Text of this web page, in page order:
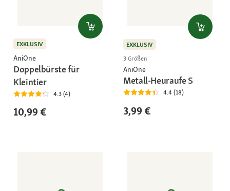
EXKLUSIV
AniOne
Doppelbürste für
Kleintier
4.3 (4)
10,99 €
EXKLUSIV
3 Größen
AniOne
Metall-Heuraufe S
4.4 (18)
3,99 €